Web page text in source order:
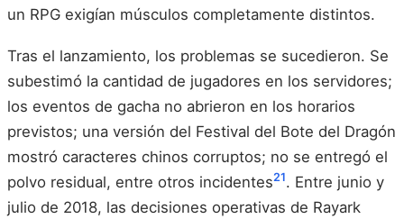
un RPG exigían músculos completamente distintos.
Tras el lanzamiento, los problemas se sucedieron. Se
subestimó la cantidad de jugadores en los servidores;
los eventos de gacha no abrieron en los horarios
previstos; una versión del Festival del Bote del Dragón
mostró caracteres chinos corruptos; no se entregó el
polvo residual, entre otros incidentes21. Entre junio y
julio de 2018, las decisiones operativas de Rayark